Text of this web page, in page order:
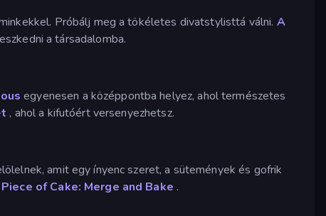
Próbálj meg a tökéletes divatstylisttá válni. A
a társadalomba.
egyenesen a középpontba helyez, ahol természetes
, ahol a kifutóért versenyezhetsz.
amit egy ínyenc szeret, a sütemények és gofrik
Piece of Cake: Merge and Bake .